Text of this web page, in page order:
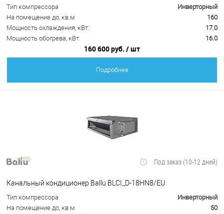
Тип компрессора
Инверторный
На помещение до, кв.м
160
Мощность охлаждения, кВт:
17.0
Мощность обогрева, кВт:
16.0
160 600 руб. / шт
Подробнее
Под заказ (10-12 дней)
Канальный кондиционер Ballu BLCI_D-18HN8/EU
Тип компрессора
Инверторный
На помещение до, кв.м
50